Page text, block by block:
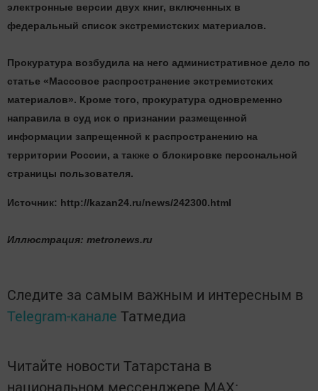
электронные версии двух книг, включенных в
федеральный список экстремистских материалов.
Прокуратура возбудила на него административное дело по
статье «Массовое распространение экстремистских
материалов». Кроме того, прокуратура одновременно
направила в суд иск о признании размещенной
информации запрещенной к распространению на
территории России, а также о блокировке персональной
страницы пользователя.
Источник: http://kazan24.ru/news/242300.html
Иллюстрация: metronews.ru
Следите за самым важным и интересным в
Telegram-канале Татмедиа
Читайте новости Татарстана в
национальном мессенджере MАХ: